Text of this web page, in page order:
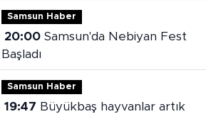
Samsun Haber
20:00Samsun'da Nebiyan Fest
Başladı
Samsun Haber
19:47